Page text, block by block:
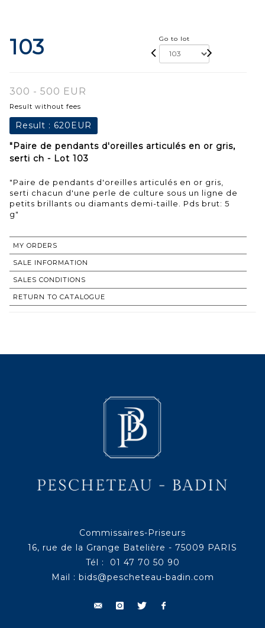
103 Go to lot
300 - 500 EUR
Result without fees
Result : 620EUR
"Paire de pendants d'oreilles articulés en or gris,
serti ch - Lot 103
"Paire de pendants d'oreilles articulés en or gris,
serti chacun d'une perle de culture sous un ligne de
petits brillants ou diamants demi-taille. Pds brut: 5
g"
MY ORDERS
SALE INFORMATION
SALES CONDITIONS
RETURN TO CATALOGUE
Commissaires-Priseurs
16, rue de la Grange Batelière - 75009 PARIS
Tél : 01 47 70 50 90
Mail : bids@pescheteau-badin.com